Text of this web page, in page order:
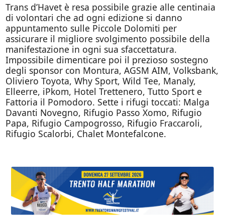
Trans d’Havet è resa possibile grazie alle centinaia
di volontari che ad ogni edizione si danno
appuntamento sulle Piccole Dolomiti per
assicurare il migliore svolgimento possibile della
manifestazione in ogni sua sfaccettatura.
Impossibile dimenticare poi il prezioso sostegno
degli sponsor con Montura, AGSM AIM, Volksbank,
Oliviero Toyota, Why Sport, Wild Tee, Manaly,
Elleerre, iPkom, Hotel Trettenero, Tutto Sport e
Fattoria il Pomodoro. Sette i rifugi toccati: Malga
Davanti Novegno, Rifugio Passo Xomo, Rifugio
Papa, Rifugio Campogrosso, Rifugio Fraccaroli,
Rifugio Scalorbi, Chalet Montefalcone.